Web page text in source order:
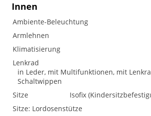
Innen
Ambiente-Beleuchtung
Armlehnen
Klimatisierung
Lenkrad
in Leder, mit Multifunktionen, mit
Schaltwippen
Sitze
Isofix
Sitze: Lordosenstütze